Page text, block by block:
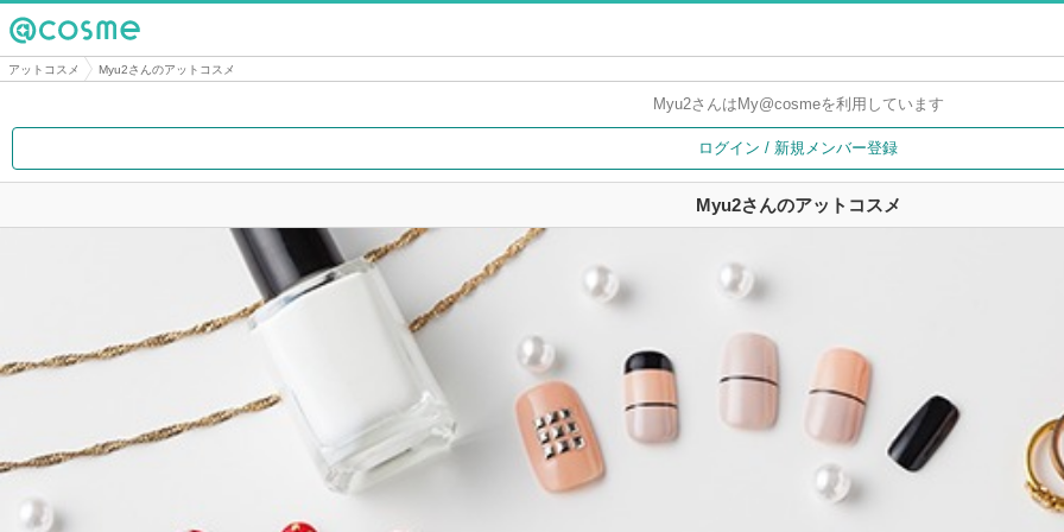
@cosme
アットコスメ Myu2さんのアットコスメ
Myu2さんは My@cosmeを利用しています
ログイン / 新規メンバー登録
Myu2さんのアットコスメ